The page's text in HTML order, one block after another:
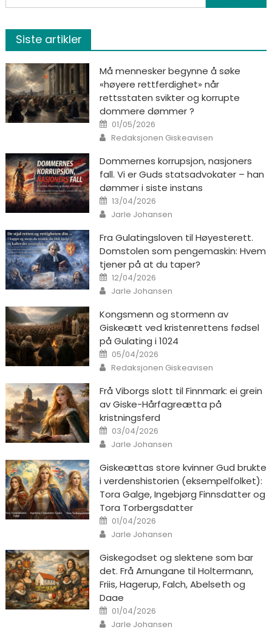
Siste artikler
Må mennesker begynne å søke
«høyere rettferdighet» når
rettsstaten svikter og korrupte
dommere dømmer ?
Posted on
01/05/2026
Author
Redaksjonen Giskeavisen
Dommernes korrupsjon, nasjoners
fall. Vi er Guds statsadvokater – han
dømmer i siste instans
Posted on
13/04/2026
Author
Jarle Johansen
Fra Gulatingsloven til Høyesterett.
Domstolen som pengemaskin: Hvem
tjener på at du taper?
Posted on
12/04/2026
Author
Jarle Johansen
Kongsmenn og stormenn av
Giskeætt ved kristenrettens fødsel
på Gulating i 1024
Posted on
05/04/2026
Author
Redaksjonen Giskeavisen
Frå Viborgs slott til Finnmark: ei grein
av Giske-Hårfagreætta på
kristningsferd
Posted on
03/04/2026
Author
Jarle Johansen
Giskeættas store kvinner Gud brukte
i verdenshistorien (eksempelfolket):
Tora Galge, Ingebjørg Finnsdatter og
Tora Torbergsdatter
Posted on
01/04/2026
Author
Jarle Johansen
Giskegodset og slektene som bar
det. Frå Arnungane til Holtermann,
Friis, Hagerup, Falch, Abelseth og
Daae
Posted on
01/04/2026
Author
Jarle Johansen